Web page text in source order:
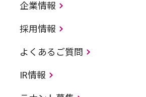
企業情報
採用情報
よくあるご質問
IR情報